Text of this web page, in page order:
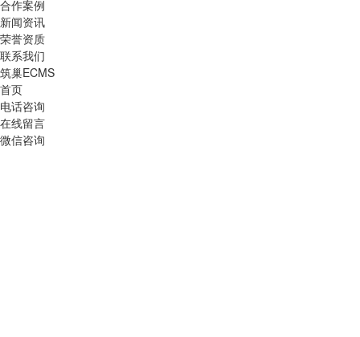
合作案例
新闻资讯
荣誉资质
联系我们
筑巢ECMS
首页
电话咨询
在线留言
微信咨询